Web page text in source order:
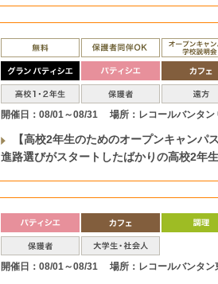
開催日：08/01～08/31 場所：レコールバンタン
【高校2年生のためのオープンキャンパス
進路選びがスタートしたばかりの高校2年
開催日：08/01～08/31 場所：レコールバンタ